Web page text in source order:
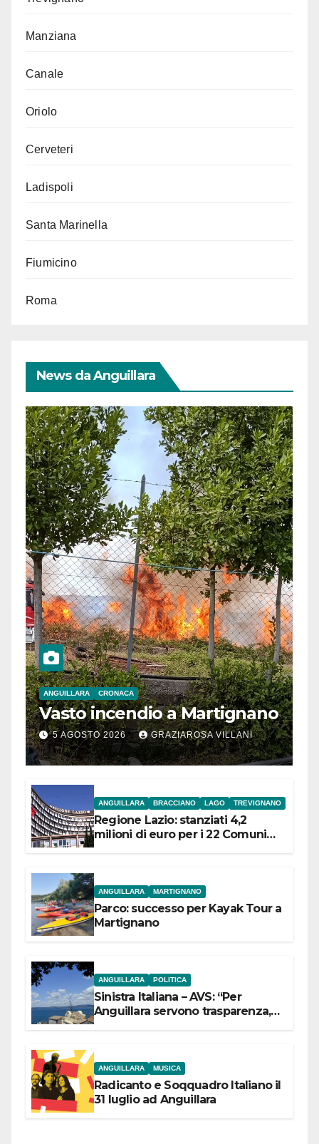
Manziana
Canale
Oriolo
Cerveteri
Ladispoli
Santa Marinella
Fiumicino
Roma
News da Anguillara
ANGUILLARA CRONACA
Vasto incendio a Martignano
5 AGOSTO 2026 GRAZIAROSA VILLANI
ANGUILLARA BRACCIANO LAGO TREVIGNANO
Regione Lazio: stanziati 4,2
milioni di euro per i 22 Comuni
ANGUILLARA MARTIGNANO
Parco: successo per Kayak Tour a
Martignano
ANGUILLARA POLITICA
Sinistra Italiana – AVS: “Per
Anguillara servono trasparenza,
ANGUILLARA MUSICA
Radicanto e Soqquadro Italiano il
31 luglio ad Anguillara